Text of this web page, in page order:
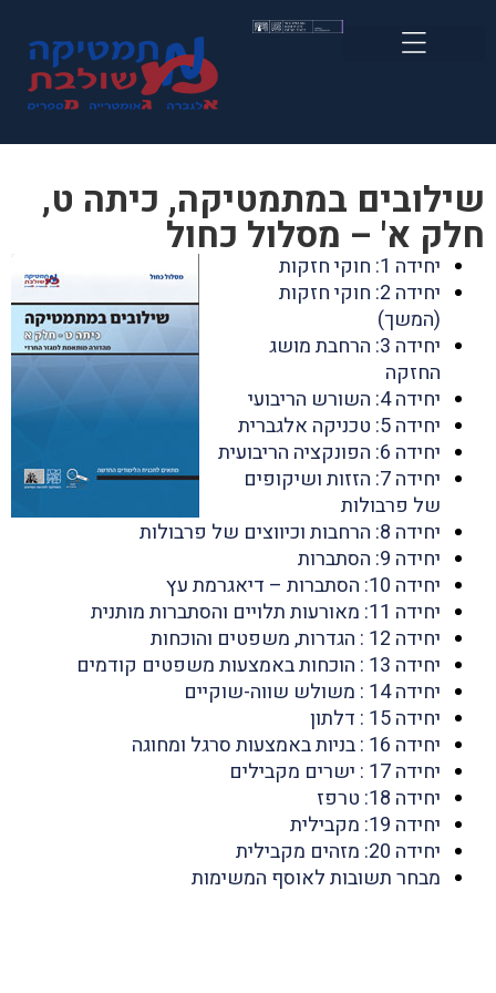
שילובים במתמטיקה, כיתה ט,
חלק א' – מסלול כחול
יחידה 1: חוקי חזקות
יחידה 2: חוקי חזקות
(המשך)
יחידה 3: הרחבת מושג
החזקה
יחידה 4: השורש הריבועי
יחידה 5: טכניקה אלגברית
יחידה 6: הפונקציה הריבועית
יחידה 7: הזזות ושיקופים
של פרבולות
יחידה 8: הרחבות וכיווצים של פרבולות
יחידה 9: הסתברות
יחידה 10: הסתברות – דיאגרמת עץ
יחידה 11: מאורעות תלויים והסתברות מותנית
יחידה 12 : הגדרות, משפטים והוכחות
יחידה 13 : הוכחות באמצעות משפטים קודמים
יחידה 14 : משולש שווה-שוקיים
יחידה 15 : דלתון
יחידה 16 : בניות באמצעות סרגל ומחוגה
יחידה 17 : ישרים מקבילים
יחידה 18: טרפז
יחידה 19: מקבילית
יחידה 20: מזהים מקבילית
מבחר תשובות לאוסף המשימות